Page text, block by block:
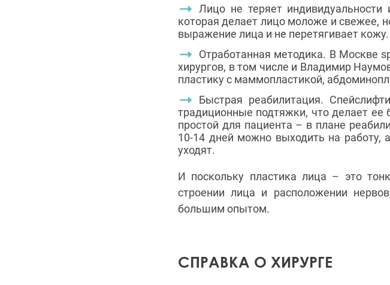
Лицо не теряет индивидуальности
которая делает лицо моложе и свежее,
выражение лица и не перетягивает кожу.
Отработанная методика. В Москве
хирургов, в том числе и Владимир
пластику с маммопластикой,
Быстрая реабилитация.
традиционные подтяжки, что делает ее
простой для пациента – в плане
10-14 дней можно выходить на работу,
уходят.
И поскольку пластика лица – это
строении лица и расположении
большим опытом.
СПРАВКА О ХИРУРГЕ